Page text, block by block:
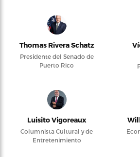
Thomas Rivera Schatz
Presidente del Senado de
Puerto Rico
Luisito Vigoreaux
Columnista Cultural y de
Entretenimiento